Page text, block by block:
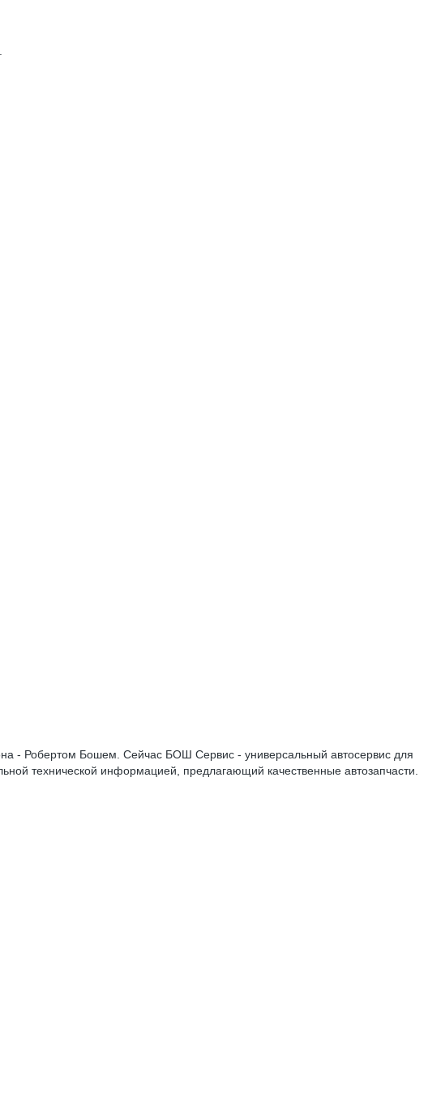
- Робертом Бошем. Сейчас БОШ Сервис - универсальный автосервис для
технической информацией, предлагающий качественные автозапчасти.